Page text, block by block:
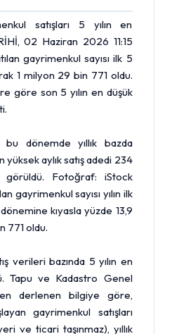
satışları 5 yılın en
02 Haziran 2026 11:15
gayrimenkul sayısı ilk 5
1 milyon 29 bin 771 oldu.
göre son 5 yılın en düşük
bu dönemde yıllık bazda
yüksek aylık satış adedi 234
Fotoğraf: iStock
gayrimenkul sayısı yılın ilk
kıyasla yüzde 13,9
771 oldu.
verileri bazında 5 yılın en
Tapu ve Kadastro Genel
derlenen bilgiye göre,
gayrimenkul satışları
ve ticari taşınmaz), yıllık